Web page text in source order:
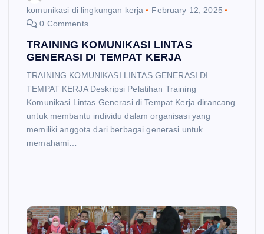
komunikasi di lingkungan kerja
February 12, 2025
0 Comments
TRAINING KOMUNIKASI LINTAS
GENERASI DI TEMPAT KERJA
TRAINING KOMUNIKASI LINTAS GENERASI DI
TEMPAT KERJA Deskripsi Pelatihan Training
Komunikasi Lintas Generasi di Tempat Kerja dirancang
untuk membantu individu dalam organisasi yang
memiliki anggota dari berbagai generasi untuk
memahami…